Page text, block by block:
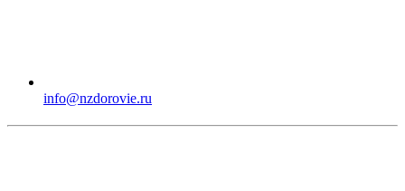
info@nzdorovie.ru